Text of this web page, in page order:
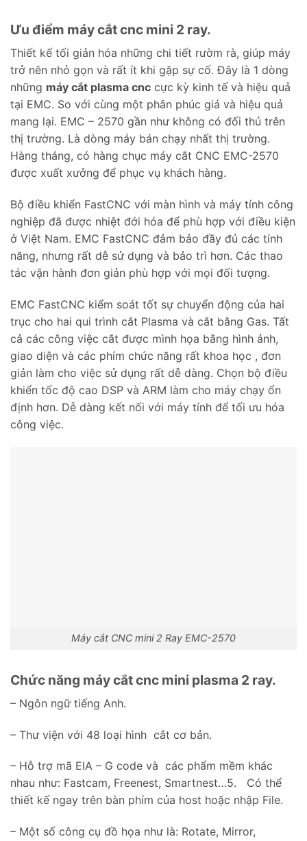
Ưu điểm máy cắt cnc mini 2 ray.
Thiết kế tối giản hóa những chi tiết rườm rà, giúp máy
trở nên nhỏ gọn và rất ít khi gặp sự cố. Đây là 1 dòng
những máy cắt plasma cnc cực kỳ kinh tế và hiệu quả
tại EMC. So với cùng một phân phúc giá và hiệu quả
mang lại. EMC – 2570 gần như không có đối thủ trên
thị trường. Là dòng máy bán chạy nhất thị trường.
Hàng tháng, có hàng chục máy cắt CNC EMC-2570
được xuất xưởng để phục vụ khách hàng.
Bộ điều khiển FastCNC với màn hình và máy tính công
nghiệp đã được nhiệt đới hóa để phù hợp với điều kiện
ở Việt Nam. EMC FastCNC đảm bảo đầy đủ các tính
năng, nhưng rất dễ sử dụng và bảo trì hơn. Các thao
tác vận hành đơn giản phù hợp với mọi đối tượng.
EMC FastCNC kiểm soát tốt sự chuyển động của hai
trục cho hai qui trình cắt Plasma và cắt bằng Gas. Tất
cả các công việc cắt được mình họa bằng hình ảnh,
giao diện và các phím chức năng rất khoa học , đơn
giản làm cho việc sử dụng rất dễ dàng. Chọn bộ điều
khiển tốc độ cao DSP và ARM làm cho máy chạy ổn
định hơn. Dễ dàng kết nối với máy tính để tối ưu hóa
công việc.
Máy cắt CNC mini 2 Ray EMC-2570
Chức năng máy cắt cnc mini plasma 2 ray.
– Ngôn ngữ tiếng Anh.
– Thư viện với 48 loại hình cắt cơ bản.
– Hỗ trợ mã EIA – G code và các phẩm mềm khác
nhau như: Fastcam, Freenest, Smartnest…5. Có thể
thiết kế ngay trên bàn phím của host hoặc nhập File.
– Một số công cụ đồ họa như là: Rotate, Mirror,